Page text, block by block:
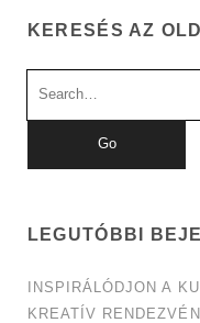
KERESÉS AZ
LEGUTÓBBI
INSPIRÁLÓDJON A
KREATÍV